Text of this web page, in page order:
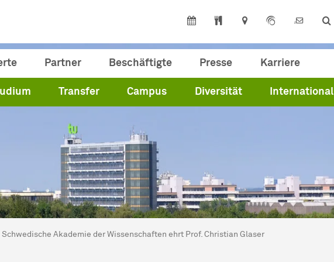
Partner Beschäftigte Presse Karriere
Transfer Campus Diversität International
hier:
Schwedische Akademie der Wissenschaften ehrt Prof. Christian Glaser